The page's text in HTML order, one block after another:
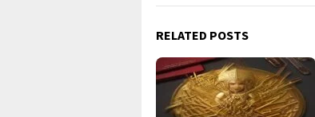
RELATED POSTS